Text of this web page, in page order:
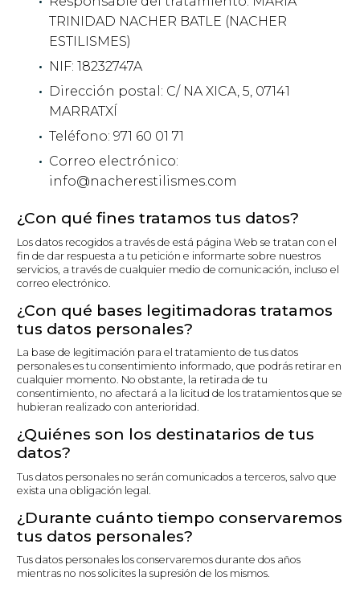
TRINIDAD NACHER BATLE (NACHER
ESTILISMES)
NIF: 18232747A
Dirección postal: C/ NA XICA, 5, 07141
MARRATXÍ
Teléfono: 971 60 01 71
Correo electrónico:
info@nacherestilismes.com
¿Con qué fines tratamos tus datos?
Los datos recogidos a través de está página Web se tratan con el
fin de dar respuesta a tu petición e informarte sobre nuestros
servicios, a través de cualquier medio de comunicación, incluso el
correo electrónico.
¿Con qué bases legitimadoras tratamos
tus datos personales?
La base de legitimación para el tratamiento de tus datos
personales es tu consentimiento informado, que podrás retirar en
cualquier momento. No obstante, la retirada de tu
consentimiento, no afectará a la licitud de los tratamientos que se
hubieran realizado con anterioridad.
¿Quiénes son los destinatarios de tus
datos?
Tus datos personales no serán comunicados a terceros, salvo que
exista una obligación legal.
¿Durante cuánto tiempo conservaremos
tus datos personales?
Tus datos personales los conservaremos durante dos años
mientras no nos solicites la supresión de los mismos.